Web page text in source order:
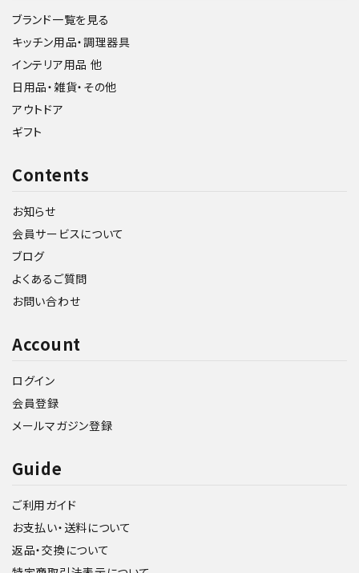
ブランド一覧を見る
キッチン用品・調理器具
インテリア用品 他
日用品・雑貨・その他
アウトドア
ギフト
Contents
お知らせ
会員サービスについて
ブログ
よくあるご質問
お問い合わせ
Account
ログイン
会員登録
メールマガジン登録
Guide
ご利用ガイド
お支払い・送料について
返品・交換について